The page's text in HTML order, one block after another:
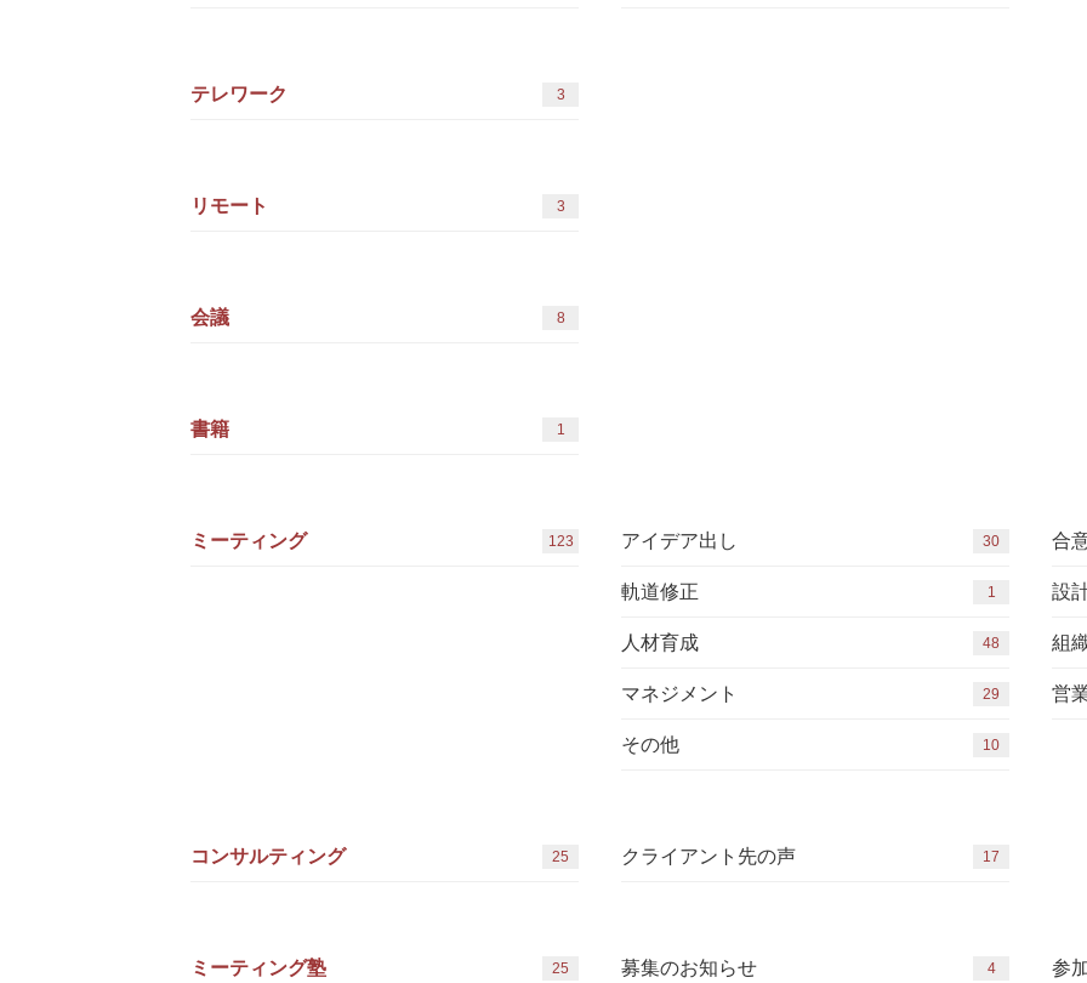
テレワーク 3
リモート 3
会議 8
書籍 1
ミーティング 123 アイデア出し 30 合
軌道修正 1 設
人材育成 48 組
マネジメント 29 営
その他 10
コンサルティング 25 クライアント先の声 17
ミーティング塾 25 募集のお知らせ 4 参